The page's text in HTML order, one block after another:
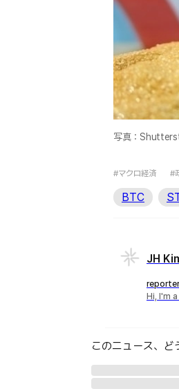
写真：
#マクロ経済 #
BTC
JH
Hi, I'm
このニュース、ど